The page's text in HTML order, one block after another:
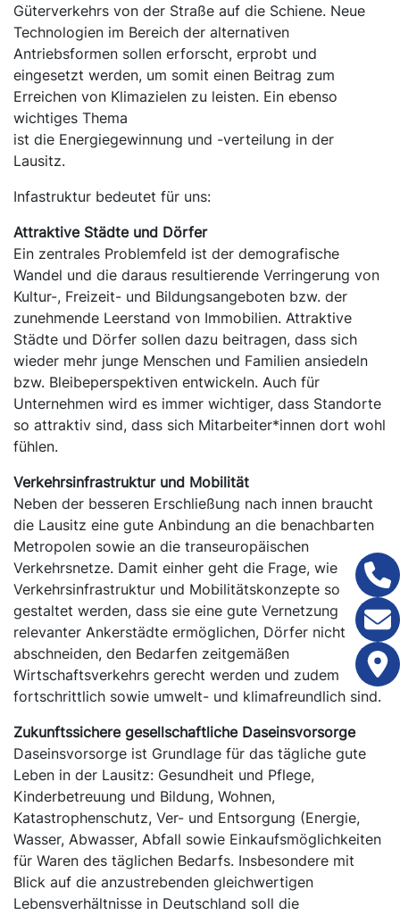
Güterverkehrs von der Straße auf die Schiene. Neue
Technologien im Bereich der alternativen
Antriebsformen sollen erforscht, erprobt und
eingesetzt werden, um somit einen Beitrag zum
Erreichen von Klimazielen zu leisten. Ein ebenso
wichtiges Thema
ist die Energiegewinnung und -verteilung in der
Lausitz.
Infastruktur bedeutet für uns:
Attraktive Städte und Dörfer
Ein zentrales Problemfeld ist der demografische
Wandel und die daraus resultierende Verringerung von
Kultur-, Freizeit- und Bildungsangeboten bzw. der
zunehmende Leerstand von Immobilien. Attraktive
Städte und Dörfer sollen dazu beitragen, dass sich
wieder mehr junge Menschen und Familien ansiedeln
bzw. Bleibeperspektiven entwickeln. Auch für
Unternehmen wird es immer wichtiger, dass Standorte
so attraktiv sind, dass sich Mitarbeiter*innen dort wohl
fühlen.
Verkehrsinfrastruktur und Mobilität
Neben der besseren Erschließung nach innen braucht
die Lausitz eine gute Anbindung an die benachbarten
Metropolen sowie an die transeuropäischen
Verkehrsnetze. Damit einher geht die Frage, wie
Verkehrsinfrastruktur und Mobilitätskonzepte so
gestaltet werden, dass sie eine gute Vernetzung
relevanter Ankerstädte ermöglichen, Dörfer nicht
abschneiden, den Bedarfen zeitgemäßen
Wirtschaftsverkehrs gerecht werden und zudem
fortschrittlich sowie umwelt- und klimafreundlich sind.
Zukunftssichere gesellschaftliche Daseinsvorsorge
Daseinsvorsorge ist Grundlage für das tägliche gute
Leben in der Lausitz: Gesundheit und Pflege,
Kinderbetreuung und Bildung, Wohnen,
Katastrophenschutz, Ver- und Entsorgung (Energie,
Wasser, Abwasser, Abfall sowie Einkaufsmöglichkeiten
für Waren des täglichen Bedarfs. Insbesondere mit
Blick auf die anzustrebenden gleichwertigen
Lebensverhältnisse in Deutschland soll die